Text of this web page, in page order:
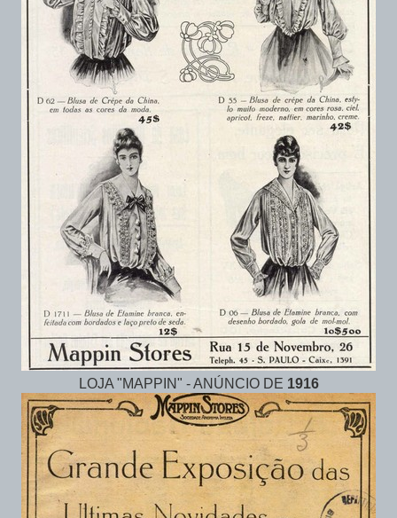
LOJA "MAPPIN" - ANÚNCIO DE 1916